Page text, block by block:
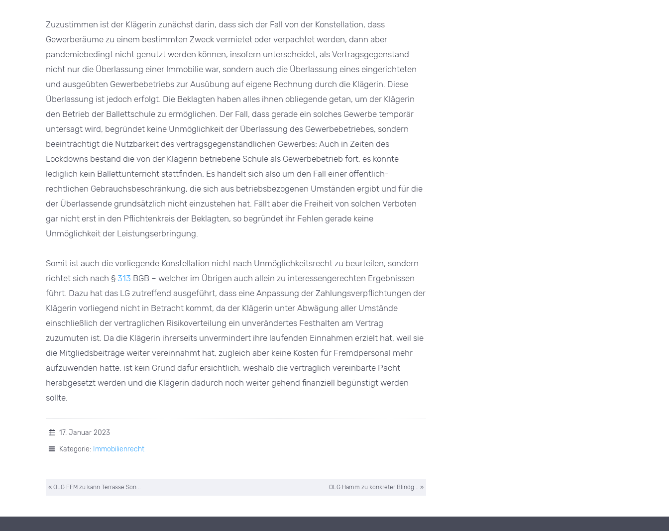
Zuzustimmen ist der Klägerin zunächst darin, dass sich der Fall von der Konstellation, dass
Gewerberäume zu einem bestimmten Zweck vermietet oder verpachtet werden, dann aber
pandemiebedingt nicht genutzt werden können, insofern unterscheidet, als Vertragsgegenstand
nicht nur die Überlassung einer Immobilie war, sondern auch die Überlassung eines eingerichteten
und ausgeübten Gewerbebetriebs zur Ausübung auf eigene Rechnung durch die Klägerin. Diese
Überlassung ist jedoch erfolgt. Die Beklagten haben alles ihnen obliegende getan, um der Klägerin
den Betrieb der Ballettschule zu ermöglichen. Der Fall, dass gerade ein solches Gewerbe temporär
untersagt wird, begründet keine Unmöglichkeit der Überlassung des Gewerbebetriebes, sondern
beeinträchtigt die Nutzbarkeit des vertragsgegenständlichen Gewerbes: Auch in Zeiten des
Lockdowns bestand die von der Klägerin betriebene Schule als Gewerbebetrieb fort, es konnte
lediglich kein Ballettunterricht stattfinden. Es handelt sich also um den Fall einer öffentlich-
rechtlichen Gebrauchsbeschränkung, die sich aus betriebsbezogenen Umständen ergibt und für die
der Überlassende grundsätzlich nicht einzustehen hat. Fällt aber die Freiheit von solchen Verboten
gar nicht erst in den Pflichtenkreis der Beklagten, so begründet ihr Fehlen gerade keine
Unmöglichkeit der Leistungserbringung.
Somit ist auch die vorliegende Konstellation nicht nach Unmöglichkeitsrecht zu beurteilen, sondern
richtet sich nach § 313 BGB – welcher im Übrigen auch allein zu interessengerechten Ergebnissen
führt. Dazu hat das LG zutreffend ausgeführt, dass eine Anpassung der Zahlungsverpflichtungen der
Klägerin vorliegend nicht in Betracht kommt, da der Klägerin unter Abwägung aller Umstände
einschließlich der vertraglichen Risikoverteilung ein unverändertes Festhalten am Vertrag
zuzumuten ist. Da die Klägerin ihrerseits unvermindert ihre laufenden Einnahmen erzielt hat, weil sie
die Mitgliedsbeiträge weiter vereinnahmt hat, zugleich aber keine Kosten für Fremdpersonal mehr
aufzuwenden hatte, ist kein Grund dafür ersichtlich, weshalb die vertraglich vereinbarte Pacht
herabgesetzt werden und die Klägerin dadurch noch weiter gehend finanziell begünstigt werden
sollte.
17. Januar 2023
Kategorie: Immobilienrecht
« OLG FFM zu kann Terrasse Son .. OLG Hamm zu konkreter Blindg .. »